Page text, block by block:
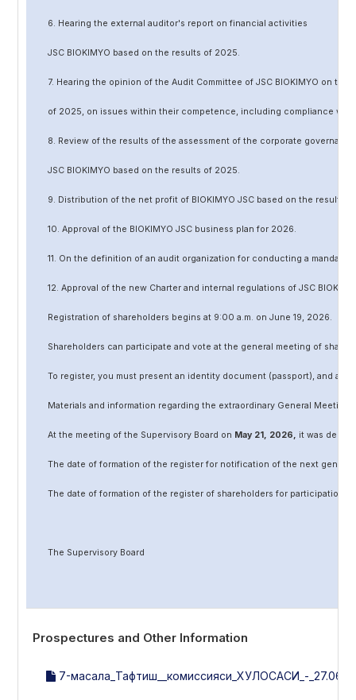
6. Hearing the external auditor's report on financial activities
JSC BIOKIMYO based on the results of 2025.
7. Hearing the opinion of the Audit Committee of JSC BIOKIMYO on the
of 2025, on issues within their competence, including compliance
8. Review of the results of the assessment of the corporate
JSC BIOKIMYO based on the results of 2025.
9. Distribution of the net profit of BIOKIMYO JSC based on the results
10. Approval of the BIOKIMYO JSC business plan for 2026.
11. On the definition of an audit organization for conducting a
12. Approval of the new Charter and internal regulations of JSC
Registration of shareholders begins at 9:00 a.m. on June 19, 2026.
Shareholders can participate and vote at the general meeting of
To register, you must present an identity document (passport), and a
Materials and information regarding the extraordinary General
At the meeting of the Supervisory Board on May21, 2026, it was
The date of formation of the register for notification of the next
The date of formation of the register of shareholders for participation
The Supervisory Board
Prospectures and Other Information
7-масала_Тафтиш__комиссияси_ХУЛОСАСИ_-